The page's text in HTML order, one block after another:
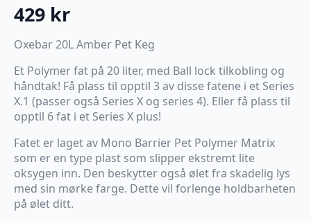
429 kr
Oxebar 20L Amber Pet Keg
Et Polymer fat på 20 liter, med Ball lock tilkobling og
håndtak! Få plass til opptil 3 av disse fatene i et Series
X.1 (passer også Series X og series 4). Eller få plass til
opptil 6 fat i et Series X plus!
Fatet er laget av Mono Barrier Pet Polymer Matrix
som er en type plast som slipper ekstremt lite
oksygen inn. Den beskytter også ølet fra skadelig lys
med sin mørke farge. Dette vil forlenge holdbarheten
på ølet ditt.